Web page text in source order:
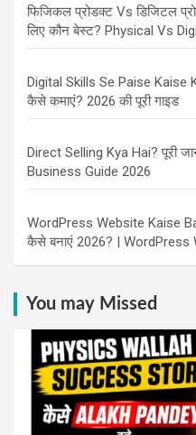
फिजिकल प्रोडक्ट Vs डिजिटल
लिए कौन बेस्ट? Physical Vs
Digital Skills Se Paise Kaise
कैसे कमाएं? 2026 की पूरी गाइड
Direct Selling Kya Hai? पूरी
Business Guide 2026
WordPress Website Kaise
कैसे बनाएं 2026? | WordPress
You may Missed